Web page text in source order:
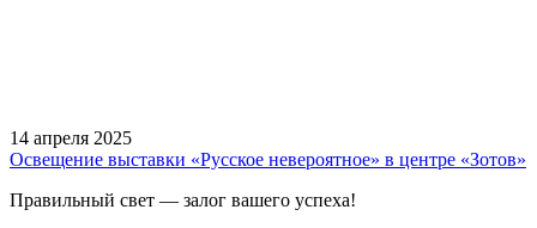
14 апреля 2025
Освещение выставки «Русское невероятное» в центре «Зотов»
Правильный свет — залог вашего успеха!